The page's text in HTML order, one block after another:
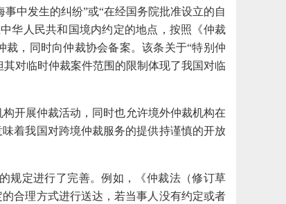
中发生的纠纷”或“在经国务院批准设立的自
华人民共和国境内约定的地点，按照《仲裁
，同时向仲裁协会备案。该条关于“特别仲
对临时仲裁案件范围的限制体现了我国对临
开展仲裁活动，同时也允许境外仲裁机构在
着我国对跨境仲裁服务的提供持谨慎的开放
规定进行了完善。例如，《仲裁法（修订草
合理方式进行送达，若当事人没有约定或者